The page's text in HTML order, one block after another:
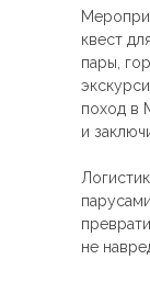
квест
пары,
поход в
и
не